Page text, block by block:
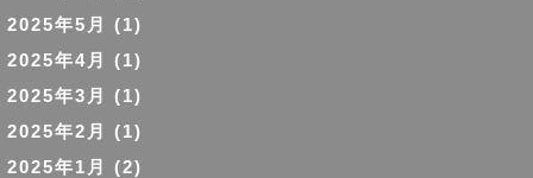
2025年5月
(1)
2025年4月
(1)
2025年3月
(1)
2025年2月
(1)
2025年1月
(2)